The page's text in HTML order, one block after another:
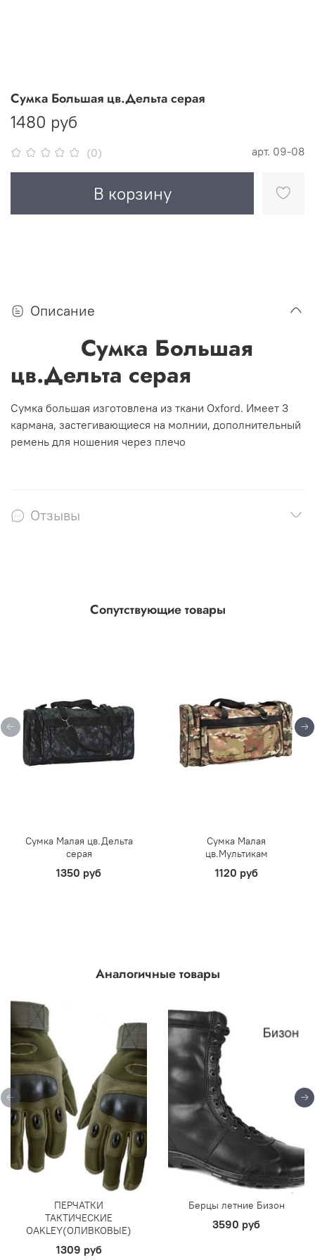
(0) арт. 09-08
Сумка Большая цв.Дельта серая
1480 руб
В корзину
Описание
Сумка Большая
цв.Дельта серая
Сумка большая изготовлена из ткани Oxford. Имеет 3
кармана, застегивающиеся на молнии, дополнительный
ремень для ношения через плечо
Отзывы
Сопутствующие товары
Сумка Малая цв.Дельта
серая
1350 руб
Сумка Малая
цв.Мультикам
1120 руб
Аналогичные товары
ПЕРЧАТКИ
ТАКТИЧЕСКИЕ
OAKLEY(ОЛИВКОВЫЕ)
1309 руб
Берцы летние Бизон
3590 руб